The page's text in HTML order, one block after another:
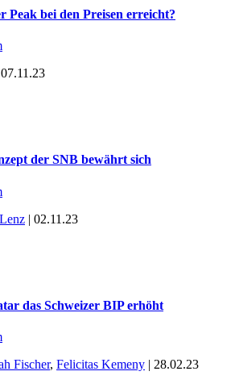
Peak bei den Preisen erreicht?
der SNB bewährt sich
| 02.11.23
das Schweizer BIP erhöht
Fischer, Felicitas Kemeny | 28.02.23